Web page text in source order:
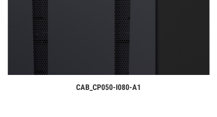
ДэлгэрэнгүйCAB_CP050-I080-A1